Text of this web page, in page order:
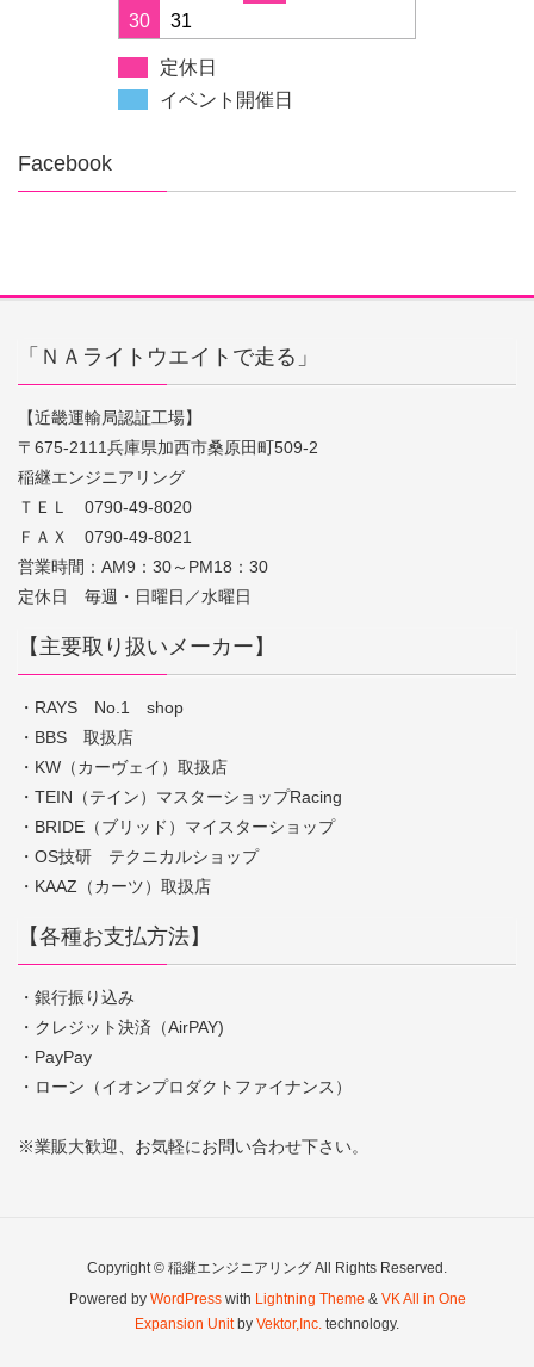
30
31
定休日
イベント開催日
Facebook
「ＮＡライトウエイトで走る」
【近畿運輸局認証工場】
〒675-2111兵庫県加西市桑原田町509-2
稲継エンジニアリング
ＴＥＬ 0790-49-8020
ＦＡＸ 0790-49-8021
営業時間：AM9：30～PM18：30
定休日 毎週・日曜日／水曜日
【主要取り扱いメーカー】
・RAYS No.1 shop
・BBS 取扱店
・KW（カーヴェイ）取扱店
・TEIN（テイン）マスターショップRacing
・BRIDE（ブリッド）マイスターショップ
・OS技研 テクニカルショップ
・KAAZ（カーツ）取扱店
【各種お支払方法】
・銀行振り込み
・クレジット決済（AirPAY)
・PayPay
・ローン（イオンプロダクトファイナンス）
※業販大歓迎、お気軽にお問い合わせ下さい。
Copyright © 稲継エンジニアリング All Rights Reserved.
Powered by WordPresswith Lightning Theme & VK All in One
Expansion Unitby Vektor,Inc. technology.